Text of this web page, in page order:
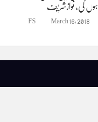
ہوں گی، نوازشریف
March 16, 2018
FS